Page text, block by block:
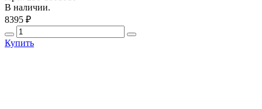
В наличии.
8395 ₽
Купить